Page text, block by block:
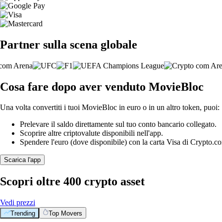
Partner sulla scena globale
Cosa fare dopo aver venduto MovieBloc
Una volta convertiti i tuoi MovieBloc in euro o in un altro token, puoi:
Prelevare il saldo direttamente sul tuo conto bancario collegato.
Scoprire altre criptovalute disponibili nell'app.
Spendere l'euro (dove disponibile) con la carta Visa di
Scarica l'app
Scopri oltre 400 crypto asset
Vedi prezzi
Trending Top Movers